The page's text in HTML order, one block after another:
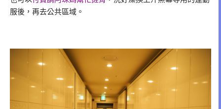
服後，再去公共區域。